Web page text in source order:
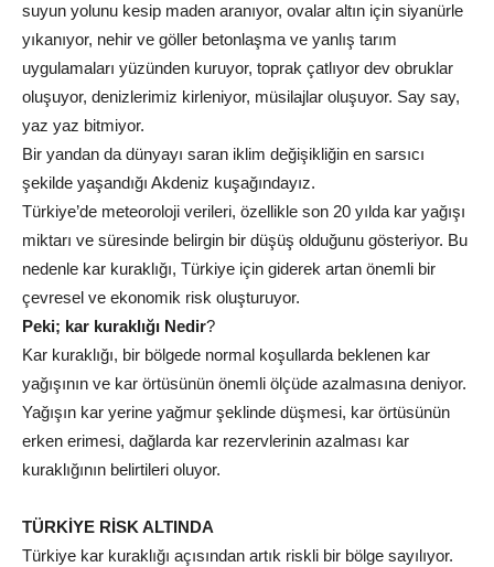
suyun yolunu kesip maden aranıyor, ovalar altın için siyanürle
yıkanıyor, nehir ve göller betonlaşma ve yanlış tarım
uygulamaları yüzünden kuruyor, toprak çatlıyor dev obruklar
oluşuyor, denizlerimiz kirleniyor, müsilajlar oluşuyor. Say say,
yaz yaz bitmiyor.
Bir yandan da dünyayı saran iklim değişikliğin en sarsıcı
şekilde yaşandığı Akdeniz kuşağındayız.
Türkiye’de meteoroloji verileri, özellikle son 20 yılda kar yağışı
miktarı ve süresinde belirgin bir düşüş olduğunu gösteriyor. Bu
nedenle kar kuraklığı, Türkiye için giderek artan önemli bir
çevresel ve ekonomik risk oluşturuyor.
Peki; kar kuraklığı Nedir?
Kar kuraklığı, bir bölgede normal koşullarda beklenen kar
yağışının ve kar örtüsünün önemli ölçüde azalmasına deniyor.
Yağışın kar yerine yağmur şeklinde düşmesi, kar örtüsünün
erken erimesi, dağlarda kar rezervlerinin azalması kar
kuraklığının belirtileri oluyor.
TÜRKİYE RİSK ALTINDA
Türkiye kar kuraklığı açısından artık riskli bir bölge sayılıyor.